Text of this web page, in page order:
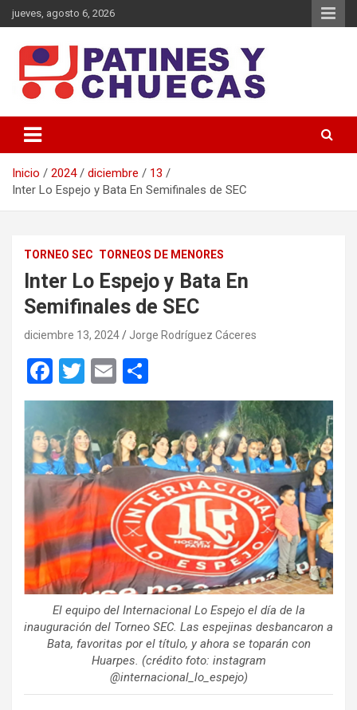
Saltar
al
jueves, agosto 6, 2026
Patines y Chuecas
Inicio 2024 diciembre
13
Inter Lo Espejo y Bata En Semifinales de SEC
TORNEO SEC TORNEOS DE MENORES
Inter Lo Espejo y Bata En
Semifinales de SEC
diciembre 13, 2024 Jorge Rodríguez Cáceres
F
a
ce
b
o
o
k
T
wi
tt
er
E
m
ail
o
m
p
ar
tir
El equipo del Internacional Lo Espejo el día de la
inauguración del Torneo SEC. Las espejinas desbancaron a
Bata, favoritas por el título, y ahora se toparán con
Huarpes. (crédito foto: instagram
@internacional_lo_espejo)